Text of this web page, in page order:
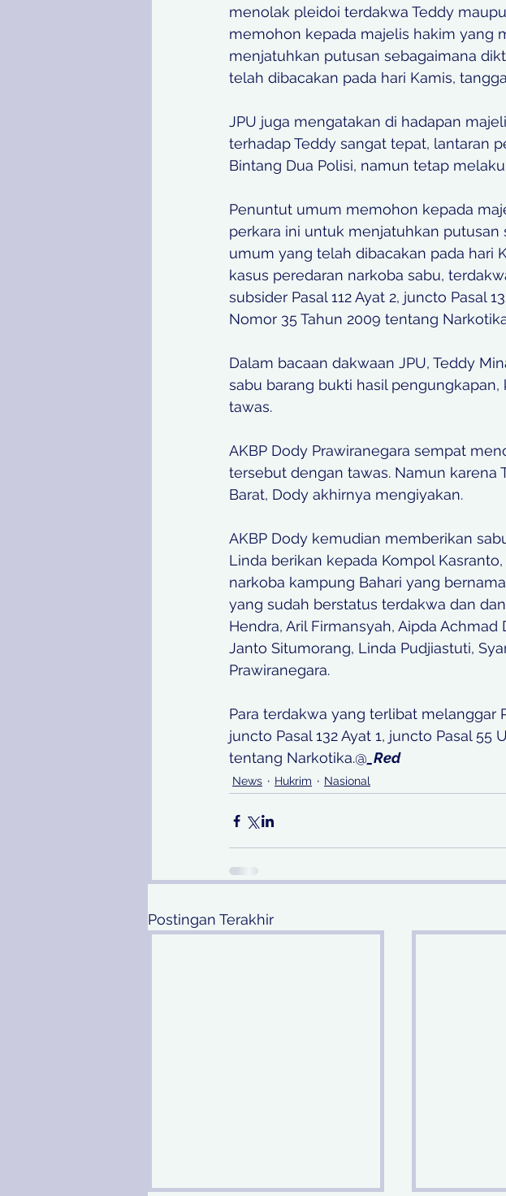
menolak pleidoi terdakwa Teddy
memohon kepada majelis hakim yang
menjatuhkan putusan sebagaimana
telah dibacakan pada hari Kamis,
JPU juga mengatakan di hadapan
terhadap Teddy sangat tepat, lantaran
Bintang Dua Polisi, namun tetap
Penuntut umum memohon kepada
perkara ini untuk menjatuhkan
umum yang telah dibacakan pada hari
kasus peredaran narkoba sabu,
subsider Pasal 112 Ayat 2, juncto Pasal
Nomor 35 Tahun 2009 tentang
Dalam bacaan dakwaan JPU, Teddy
sabu barang bukti hasil
tawas.
AKBP Dody Prawiranegara sempat
tersebut dengan tawas. Namun
Barat, Dody akhirnya mengiyakan.
AKBP Dody kemudian memberikan
Linda berikan kepada Kompol
narkoba kampung Bahari yang
yang sudah berstatus terdakwa dan
Hendra, Aril Firmansyah, Aipda
Janto Situmorang, Linda Pudjiastuti,
Prawiranegara.
Para terdakwa yang terlibat melanggar
juncto Pasal 132 Ayat 1, juncto Pasal
tentang Narkotika.@ _Red
News Hukrim Nasional
Postingan Terakhir